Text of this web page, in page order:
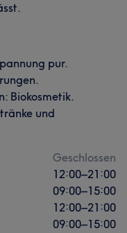
pur.
Biokosmetik.
und
Geschlossen
12:00–21:00
09:00–15:00
12:00–21:00
09:00–15:00